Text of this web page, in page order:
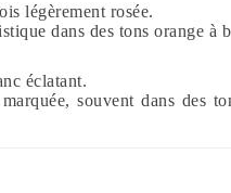
légèrement rosée.
dans des tons orange à
éclatant.
souvent dans des